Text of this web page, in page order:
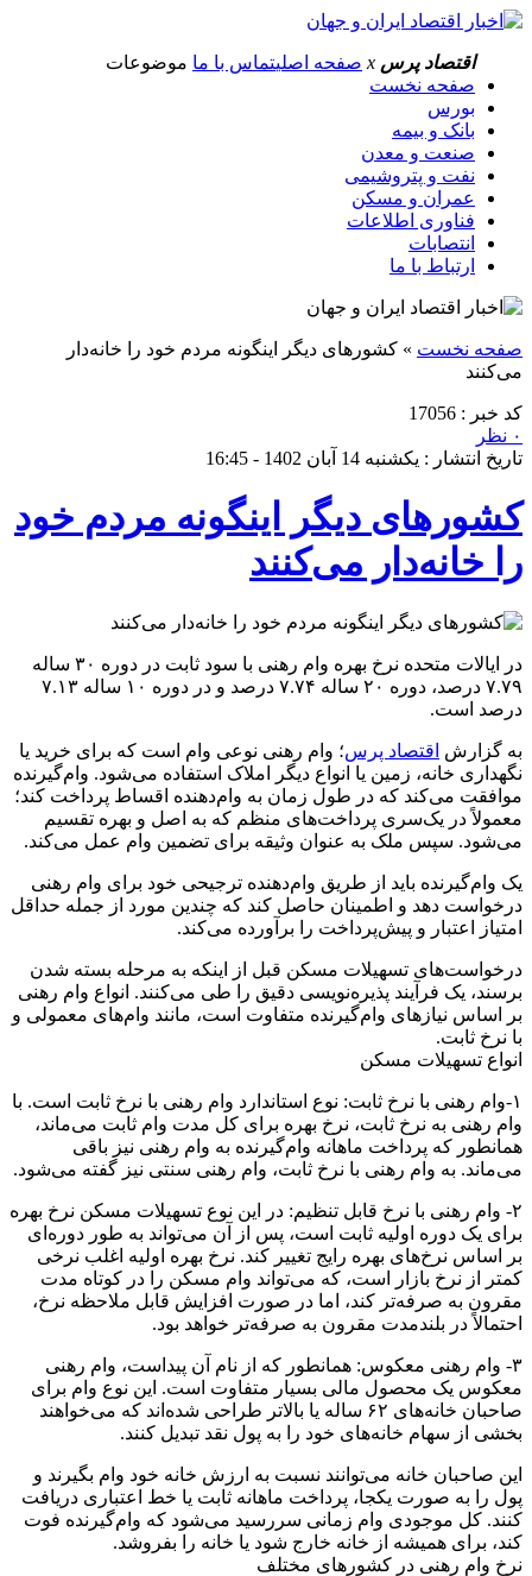
اقتصاد پرس x صفحه اصلیتماس با ما موضوعات
صفحه نخست
بورس
بانک و بیمه
صنعت و معدن
نفت و پتروشیمی
عمران و مسکن
فناوری اطلاعات
انتصابات
ارتباط با ما
صفحه نخست » کشورهای دیگر اینگونه مردم خود را خانه‌دار
می‌کنند
کد خبر : 17056
۰ نظر
تاریخ انتشار : یکشنبه 14 آبان 1402 - 16:45
کشورهای دیگر اینگونه مردم خود
را خانه‌دار می‌کنند
در ایالات متحده نرخ بهره وام رهنی با سود ثابت در دوره ۳۰ ساله
۷.۷۹ درصد، دوره ۲۰ ساله ۷.۷۴ درصد و در دوره ۱۰ ساله ۷.۱۳
درصد است.
به گزارش اقتصاد پرس؛ وام رهنی نوعی وام است که برای خرید یا
نگهداری خانه، زمین یا انواع دیگر املاک استفاده می‌شود. وام‌گیرنده
موافقت می‌کند که در طول زمان به وام‌دهنده اقساط پرداخت کند؛
معمولاً در یک‌سری پرداخت‌های منظم که به اصل و بهره تقسیم
می‌شود. سپس ملک به عنوان وثیقه برای تضمین وام عمل می‌کند.
یک وام‌گیرنده باید از طریق وام‌دهنده ترجیحی خود برای وام رهنی
درخواست دهد و اطمینان حاصل کند که چندین مورد از جمله حداقل
امتیاز اعتبار و پیش‌پرداخت را برآورده می‌کند.
درخواست‌های تسهیلات مسکن قبل از اینکه به مرحله بسته شدن
برسند، یک فرآیند پذیره‌نویسی دقیق را طی می‌کنند. انواع وام رهنی
بر اساس نیاز‌های وام‌گیرنده متفاوت است، مانند وام‌های معمولی و
با نرخ ثابت.
انواع تسهیلات مسکن
۱-وام رهنی با نرخ ثابت: نوع استاندارد وام رهنی با نرخ ثابت است. با
وام رهنی به نرخ ثابت، نرخ بهره برای کل مدت وام ثابت می‌ماند،
همانطور که پرداخت ماهانه وام‌گیرنده به وام رهنی نیز باقی
می‌ماند. به وام رهنی با نرخ ثابت، وام رهنی سنتی نیز گفته می‌شود.
۲- وام رهنی با نرخ قابل تنظیم: در این نوع تسهیلات مسکن نرخ بهره
برای یک دوره اولیه ثابت است، پس از آن می‌تواند به طور دوره‌ای
بر اساس نرخ‌های بهره رایج تغییر کند. نرخ بهره اولیه اغلب نرخی
کمتر از نرخ بازار است، که می‌تواند وام مسکن را در کوتاه مدت
مقرون به صرفه‌تر کند، اما در صورت افزایش قابل ملاحظه نرخ،
احتمالاً در بلندمدت مقرون به صرفه‌تر خواهد بود.
۳- وام رهنی معکوس: همانطور که از نام آن پیداست، وام رهنی
معکوس یک محصول مالی بسیار متفاوت است. این نوع وام برای
صاحبان خانه‌های ۶۲ ساله یا بالاتر طراحی شده‌اند که می‌خواهند
بخشی از سهام خانه‌های خود را به پول نقد تبدیل کنند.
این صاحبان خانه می‌توانند نسبت به ارزش خانه خود وام بگیرند و
پول را به صورت یکجا، پرداخت ماهانه ثابت یا خط اعتباری دریافت
کنند. کل موجودی وام زمانی سررسید می‌شود که وام‌گیرنده فوت
کند، برای همیشه از خانه خارج شود یا خانه را بفروشد.
نرخ وام رهنی در کشور‌های مختلف